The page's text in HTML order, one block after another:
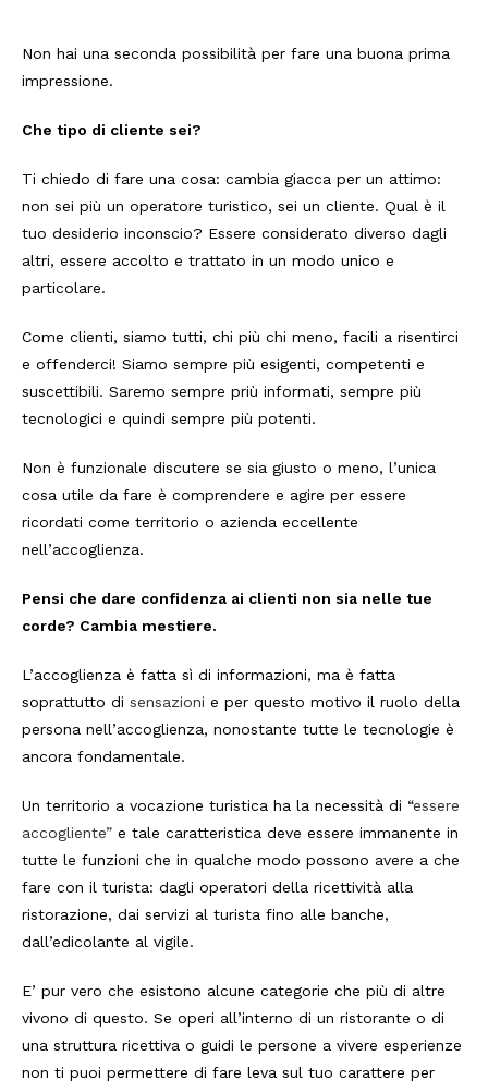
Non hai una seconda possibilità per fare una buona prima
impressione.
Che tipo di cliente sei?
Ti chiedo di fare una cosa: cambia giacca per un attimo:
non sei più un operatore turistico, sei un cliente. Qual è il
tuo desiderio inconscio? Essere considerato diverso dagli
altri, essere accolto e trattato in un modo unico e
particolare.
Come clienti, siamo tutti, chi più chi meno, facili a risentirci
e offenderci! Siamo sempre più esigenti, competenti e
suscettibili. Saremo sempre priù informati, sempre più
tecnologici e quindi sempre più potenti.
Non è funzionale discutere se sia giusto o meno, l’unica
cosa utile da fare è comprendere e agire per essere
ricordati come territorio o azienda eccellente
nell’accoglienza.
Pensi che dare confidenza ai clienti non sia nelle tue
corde? Cambia mestiere.
L’accoglienza è fatta sì di informazioni, ma è fatta
soprattutto di sensazioni e per questo motivo il ruolo della
persona nell’accoglienza, nonostante tutte le tecnologie è
ancora fondamentale.
Un territorio a vocazione turistica ha la necessità di “essere
accogliente” e tale caratteristica deve essere immanente in
tutte le funzioni che in qualche modo possono avere a che
fare con il turista: dagli operatori della ricettività alla
ristorazione, dai servizi al turista fino alle banche,
dall’edicolante al vigile.
E’ pur vero che esistono alcune categorie che più di altre
vivono di questo. Se operi all’interno di un ristorante o di
una struttura ricettiva o guidi le persone a vivere esperienze
non ti puoi permettere di fare leva sul tuo carattere per